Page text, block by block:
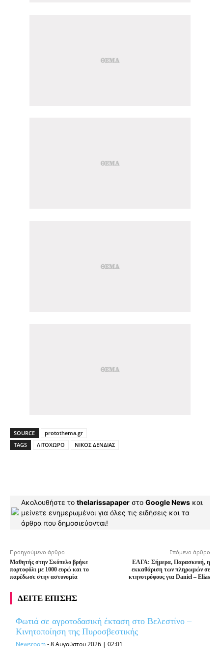
SOURCE
protothema.gr
TAGS
ΛΙΤΟΧΩΡΟ ΝΙΚΟΣ ΔΕΝΔΙΑΣ
Ακολουθήστε το thelarissapaper στο Google News και
μείνετε ενημερωμένοι για όλες τις ειδήσεις και τα
άρθρα που δημοσιεύονται!
Προηγούμενο άρθρο
Μαθητής στην Σκόπελο βρήκε
πορτοφόλι με 1000 ευρώ και το
παρέδωσε στην αστυνομία
Επόμενο άρθρο
ΕΛΓΑ: Σήμερα, Παρασκευή, η
εκκαθάριση των πληρωμών σε
κτηνοτρόφους για Daniel – Elias
ΔΕΙΤΕ ΕΠΙΣΗΣ
Φωτιά σε αγροτοδασική έκταση στο Βελεστίνο –
Κινητοποίηση της Πυροσβεστικής
Newsroom-8 Αυγούστου 2026 | 02:01